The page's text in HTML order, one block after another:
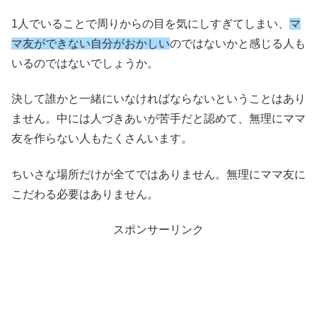
1人でいることで周りからの目を気にしすぎてしまい、 マ
マ友ができない自分がおかしいのではないかと感じる人も
いるのではないでしょうか。
決して誰かと一緒にいなければならないということはあり
ません。中には人づきあいが苦手だと認めて、無理にママ
友を作らない人もたくさんいます。
ちいさな場所だけが全てではありません。無理にママ友に
こだわる必要はありません。
スポンサーリンク